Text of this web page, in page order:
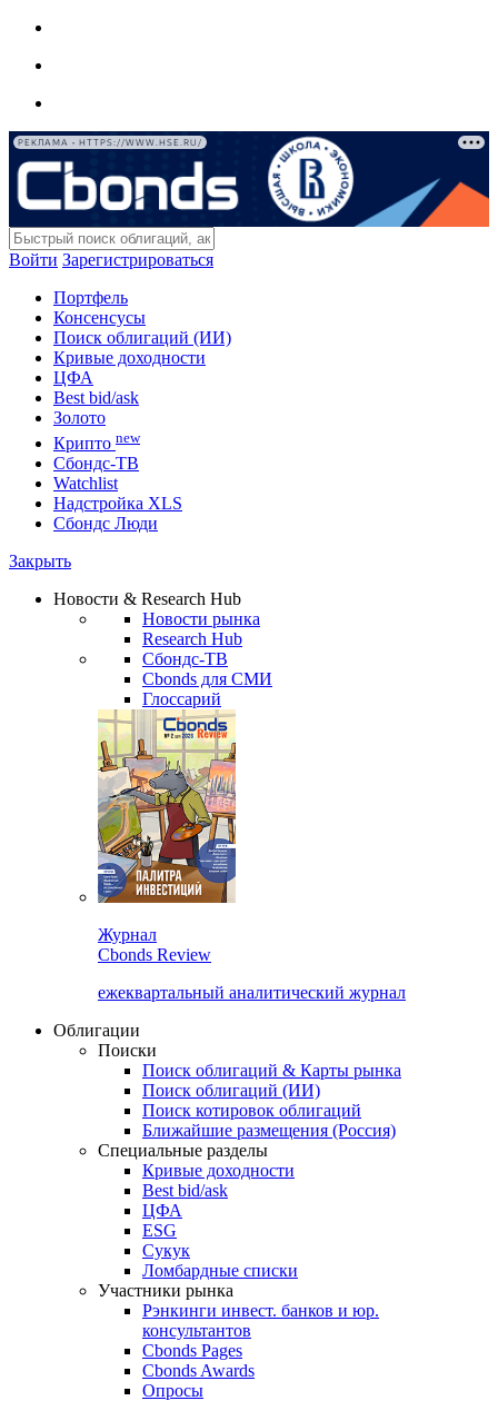
РЕКЛАМА • HTTPS://WWW.HSE.RU/
Войти Зарегистрироваться
Портфель
Консенсусы
Поиск облигаций (ИИ)
Кривые доходности
ЦФА
Best bid/ask
Золото
Крипто new
Сбондс-ТВ
Watchlist
Надстройка XLS
Сбондс Люди
Закрыть
Новости & Research Hub
Новости рынка
Research Hub
Сбондс-ТВ
Cbonds для СМИ
Глоссарий
Журнал
Cbonds Review
ежеквартальный аналитический журнал
Облигации
Поиски
Поиск облигаций & Карты рынка
Поиск облигаций (ИИ)
Поиск котировок облигаций
Ближайшие размещения (Россия)
Специальные разделы
Кривые доходности
Best bid/ask
ЦФА
ESG
Сукук
Ломбардные списки
Участники рынка
Рэнкинги инвест. банков и юр.
консультантов
Cbonds Pages
Cbonds Awards
Опросы